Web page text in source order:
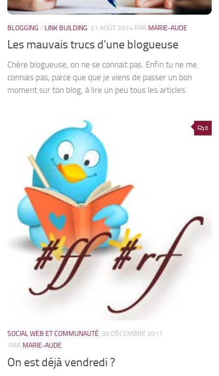
BLOGGING / LINK BUILDING 21 AOÛT 2014 PAR MARIE-AUDE
Les mauvais trucs d’une blogueuse
Chère blogueuse, on ne se connait pas. Enfin tu ne me
connais pas, parce que que je viens de passer un bon
moment sur ton blog, à lire un peu tous les articles.
8
SOCIAL WEB ET COMMUNAUTÉ 30 DÉCEMBRE 2011
PAR MARIE-AUDE
On est déjà vendredi ?